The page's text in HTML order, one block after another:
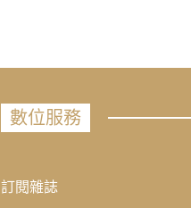
數位服務
訂閱雜誌